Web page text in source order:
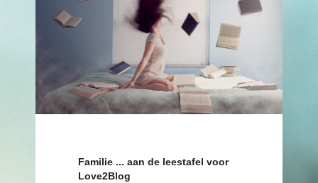
Familie ... aan de leestafel voor
Love2Blog